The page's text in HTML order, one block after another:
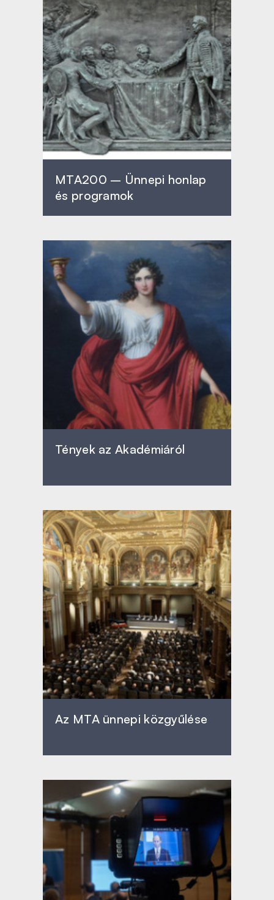
MTA200 – Ünnepi honlap
és programok
Tények az Akadémiáról
Az MTA ünnepi közgyűlése